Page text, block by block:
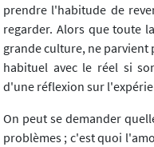
prendre l'habitude de
regarder. Alors que toute
grande culture, ne
habituel avec le réel si
d'une réflexion sur
On peut se demander
problèmes ; c'est quoi